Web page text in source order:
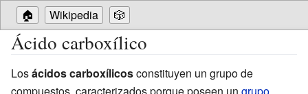
🏠 Wikipedia 🎲
Ácido carboxílico
Losácidos carboxílicosconstituyen un grupo de
compuestos, caracterizados porque poseen un grupo